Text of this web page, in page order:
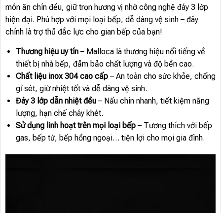
món ăn chín đều, giữ trọn hương vị nhờ công nghệ đáy 3 lớp
hiện đại. Phù hợp với mọi loại bếp, dễ dàng vệ sinh – đây
chính là trợ thủ đắc lực cho gian bếp của bạn!
Thương hiệu uy tín– Malloca là thương hiệu nổi tiếng về
thiết bị nhà bếp, đảm bảo chất lượng và độ bền cao.
Chất liệu inox 304 cao cấp– An toàn cho sức khỏe, chống
gỉ sét, giữ nhiệt tốt và dễ dàng vệ sinh.
Đáy 3 lớp dẫn nhiệt đều– Nấu chín nhanh, tiết kiệm năng
lượng, hạn chế cháy khét.
Sử dụng linh hoạt trên mọi loại bếp– Tương thích với bếp
gas, bếp từ, bếp hồng ngoại… tiện lợi cho mọi gia đình.